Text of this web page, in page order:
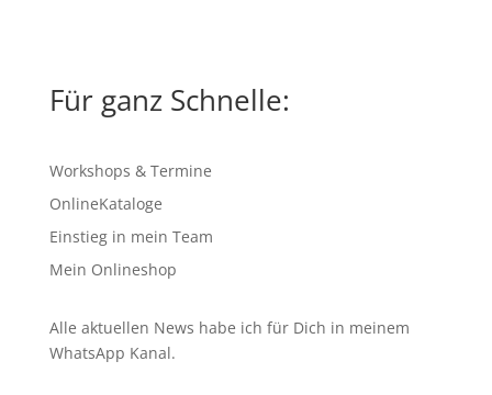
Für ganz Schnelle:
Workshops & Termine
OnlineKataloge
Einstieg in mein Team
Mein Onlineshop
Alle aktuellen News habe ich für Dich in meinem
WhatsApp Kanal.